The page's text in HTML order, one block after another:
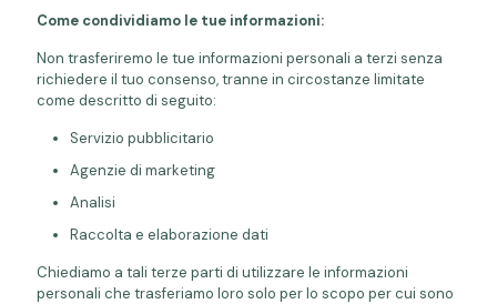
Come condividiamo le tue informazioni:
Non trasferiremo le tue informazioni personali a terzi senza
richiedere il tuo consenso, tranne in circostanze limitate
come descritto di seguito:
Servizio pubblicitario
Agenzie di marketing
Analisi
Raccolta e elaborazione dati
Chiediamo a tali terze parti di utilizzare le informazioni
personali che trasferiamo loro solo per lo scopo per cui sono